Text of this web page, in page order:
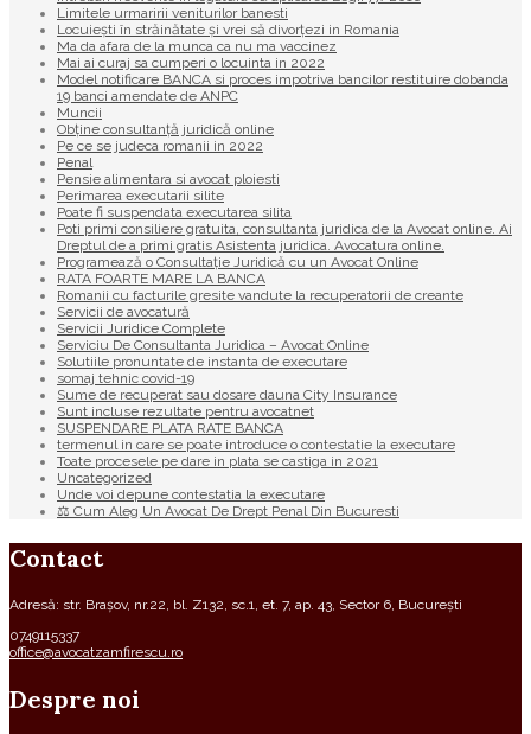
Limitele urmaririi veniturilor banesti
Locuiești în străinătate și vrei să divorțezi in Romania
Ma da afara de la munca ca nu ma vaccinez
Mai ai curaj sa cumperi o locuinta in 2022
Model notificare BANCA si proces impotriva bancilor restituire dobanda
19 banci amendate de ANPC
Muncii
Obține consultanță juridică online
Pe ce se judeca romanii in 2022
Penal
Pensie alimentara si avocat ploiesti
Perimarea executarii silite
Poate fi suspendata executarea silita
Poti primi consiliere gratuita, consultanta juridica de la Avocat online. Ai
Dreptul de a primi gratis Asistenta juridica. Avocatura online.
Programează o Consultație Juridică cu un Avocat Online
RATA FOARTE MARE LA BANCA
Romanii cu facturile gresite vandute la recuperatorii de creante
Servicii de avocatură
Servicii Juridice Complete
Serviciu De Consultanta Juridica – Avocat Online
Solutiile pronuntate de instanta de executare
somaj tehnic covid-19
Sume de recuperat sau dosare dauna City Insurance
Sunt incluse rezultate pentru avocatnet
SUSPENDARE PLATA RATE BANCA
termenul in care se poate introduce o contestatie la executare
Toate procesele pe dare in plata se castiga in 2021
Uncategorized
Unde voi depune contestatia la executare
⚖ Cum Aleg Un Avocat De Drept Penal Din Bucuresti
Contact
Adresă: str. Brașov, nr.22, bl. Z132, sc.1, et. 7, ap. 43, Sector 6, București
0749115337
office@avocatzamfirescu.ro
Despre noi